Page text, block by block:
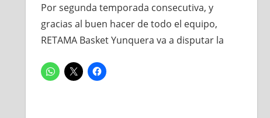
Por segunda temporada consecutiva, y
gracias al buen hacer de todo el equipo,
RETAMA Basket Yunquera va a disputar la